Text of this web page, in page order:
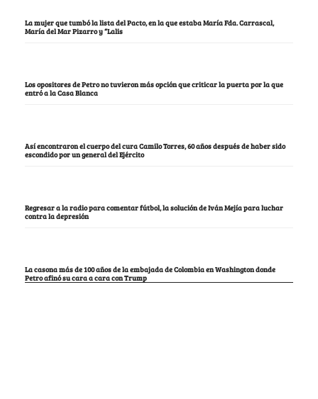
La mujer que tumbó la lista del Pacto, en la que estaba María Fda. Carrascal,
María del Mar Pizarro y “Lalis
Los opositores de Petro no tuvieron más opción que criticar la puerta por la que
entró a la Casa Blanca
Así encontraron el cuerpo del cura Camilo Torres, 60 años después de haber sido
escondido por un general del Ejército
Regresar a la radio para comentar fútbol, la solución de Iván Mejía para luchar
contra la depresión
La casona más de 100 años de la embajada de Colombia en Washington donde
Petro afinó su cara a cara con Trump